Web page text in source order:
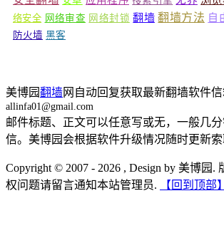
络安全 网络审查 网络封锁 翻墙 翻墙方法 自
防火墙 黑客
美博园翻墙网自动回复获取最新翻墙软件信
allinfa01@gmail.com
邮件标题、正文可以任意写或无，一般几
信。美博园会根据软件升级情况随时更新索
Copyright © 2007 - 2026 , Design by 美博园.
权问题请留言通知本站管理员.
【回到顶部】